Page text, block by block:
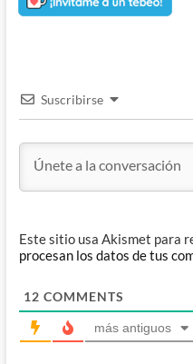
Suscribirse
Este sitio usa Akismet para
procesan los datos de tus
12 COMMENTS
más antiguos